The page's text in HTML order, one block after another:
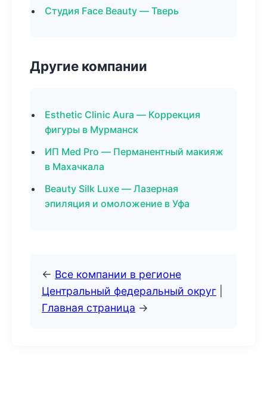
Студия Face Beauty — Тверь
Другие компании
Esthetic Clinic Aura — Коррекция
фигуры в Мурманск
ИП Med Pro — Перманентный макияж
в Махачкала
Beauty Silk Luxe — Лазерная
эпиляция и омоложение в Уфа
← Все компании в регионе
Центральный федеральный округ
Главная страница →